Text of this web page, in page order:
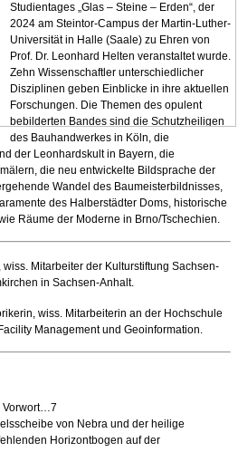
Studientages „Glas – Steine – Erden“, der
2024 am Steintor-Campus der Martin-Luther-
Universität in Halle (Saale) zu Ehren von
Prof. Dr. Leonhard Helten veranstaltet wurde.
Zehn Wissenschaftler unterschiedlicher
Disziplinen geben Einblicke in ihre aktuellen
Forschungen. Die Themen des opulent
bebilderten Bandes sind die Schutzheiligen
des Bauhandwerkes in Köln, die
der Leonhardskult in Bayern, die
die neu entwickelte Bildsprache der
Wandel des Baumeisterbildnisses,
des Halberstädter Doms, historische
Räume der Moderne in Brno/Tschechien.
wiss. Mitarbeiter der Kulturstiftung Sachsen-
in Sachsen-Anhalt.
wiss. Mitarbeiterin an der Hochschule
Management und Geoinformation.
Vorwort…7
von Nebra und der heilige
Horizontbogen auf der